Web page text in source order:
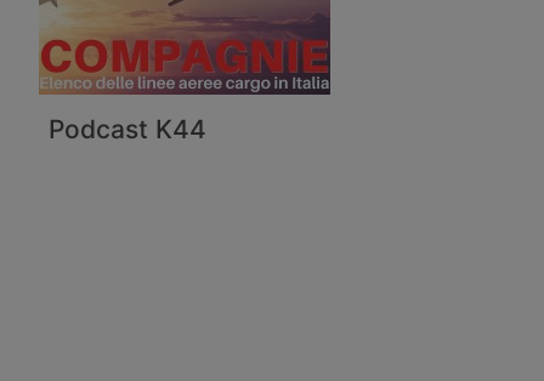
Podcast K44